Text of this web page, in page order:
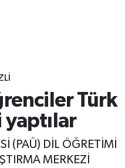
Türk
(PAÜ) DİL ÖĞRETİMİ
MERKEZİ